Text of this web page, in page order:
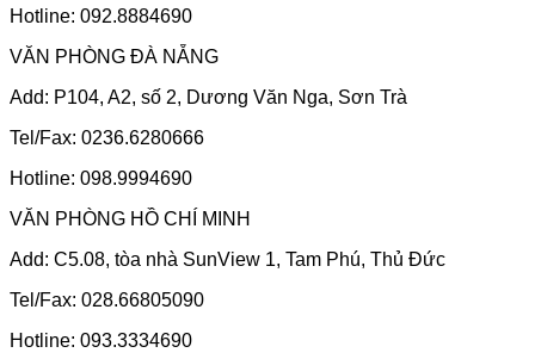
Hotline: 092.8884690
VĂN PHÒNG ĐÀ NẴNG
Add: P104, A2, số 2, Dương Văn Nga, Sơn Trà
Tel/Fax: 0236.6280666
Hotline: 098.9994690
VĂN PHÒNG HỒ CHÍ MINH
Add: C5.08, tòa nhà SunView 1, Tam Phú, Thủ Đức
Tel/Fax: 028.66805090
Hotline: 093.3334690